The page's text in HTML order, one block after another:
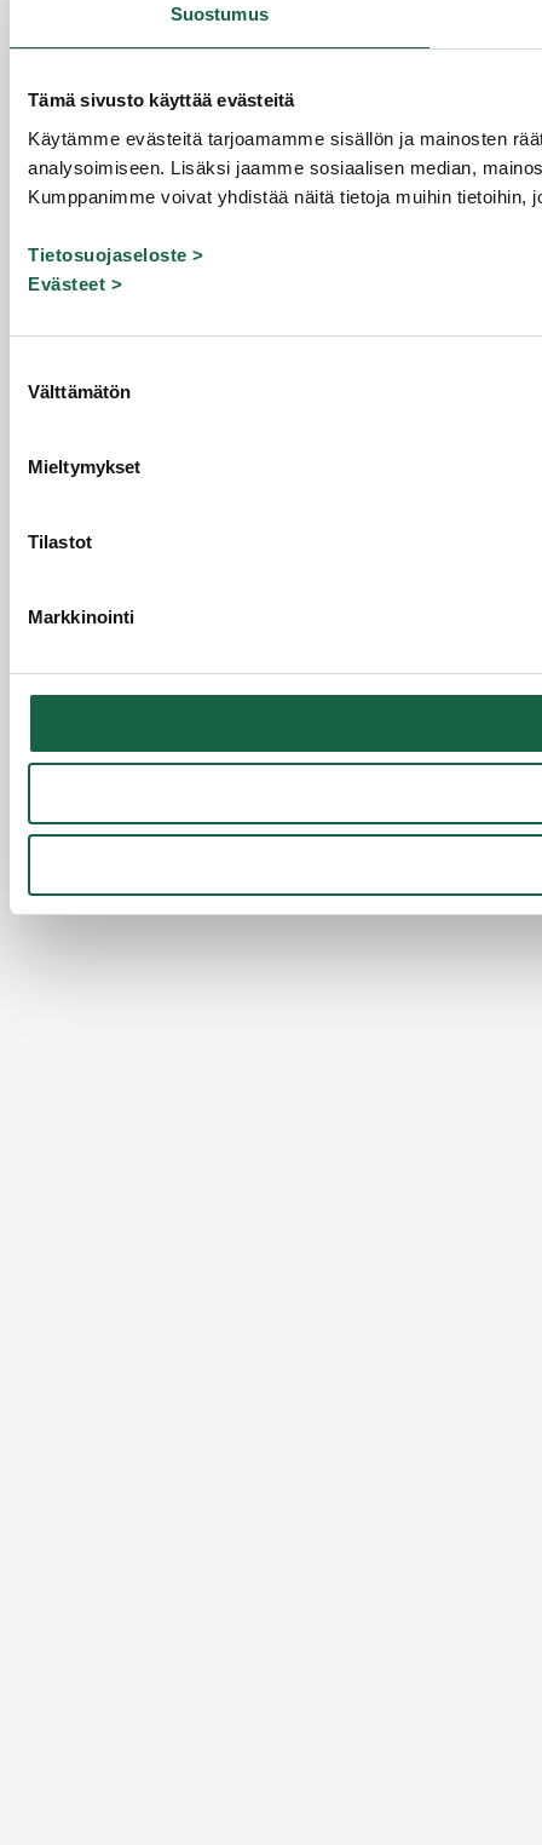
Suostumus
Tämä sivusto käyttää evästeitä
Käytämme evästeitä tarjoamamme sisällön ja mainosten
analysoimiseen. Lisäksi jaamme sosiaalisen median,
Kumppanimme voivat yhdistää näitä tietoja muihin tietoihin,
Tietosuojaseloste >
Evästeet >
valinta
Välttämätön
Mieltymykset
Tilastot
Markkinointi